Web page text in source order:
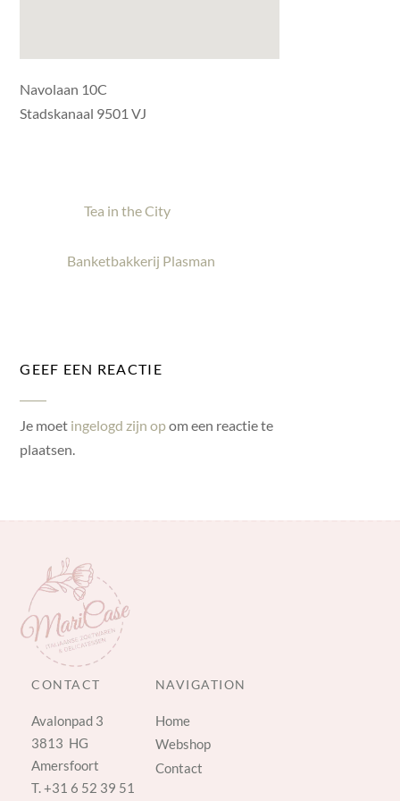
Navolaan 10C
Stadskanaal 9501 VJ
Tea in the City
Banketbakkerij Plasman
GEEF EEN REACTIE
Je moet ingelogd zijn opom een reactie te
plaatsen.
CONTACT
Avalonpad 3
3813 HG
Amersfoort
T.+31 6 52 39 51
NAVIGATION
Home
Webshop
Contact